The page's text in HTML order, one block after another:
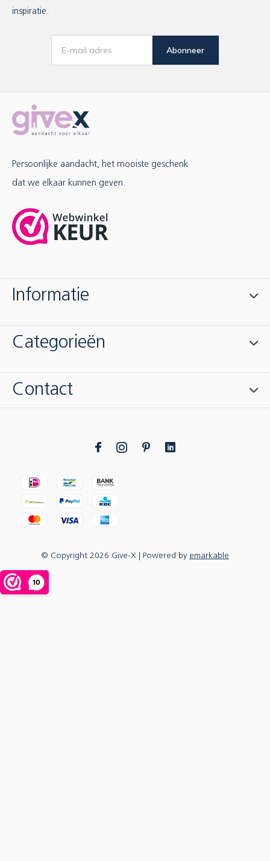
inspiratie.
Abonneer
Persoonlijke aandacht, het mooiste geschenk
dat we elkaar kunnen geven.
Informatie
Categorieën
Contact
© Copyright 2026 Give-X | Powered by emarkable